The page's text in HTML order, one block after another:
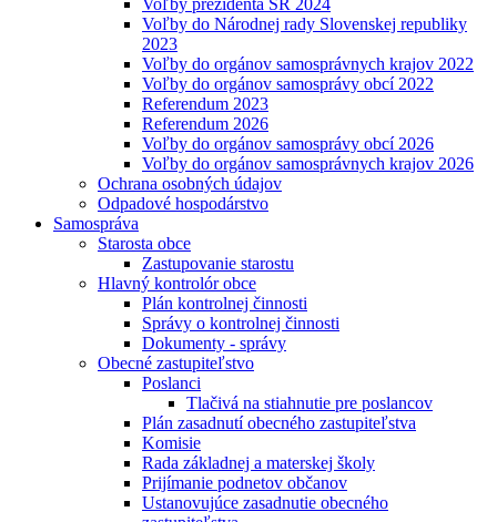
Voľby prezidenta SR 2024
Voľby do Národnej rady Slovenskej republiky
2023
Voľby do orgánov samosprávnych krajov 2022
Voľby do orgánov samosprávy obcí 2022
Referendum 2023
Referendum 2026
Voľby do orgánov samosprávy obcí 2026
Voľby do orgánov samosprávnych krajov 2026
Ochrana osobných údajov
Odpadové hospodárstvo
Samospráva
Starosta obce
Zastupovanie starostu
Hlavný kontrolór obce
Plán kontrolnej činnosti
Správy o kontrolnej činnosti
Dokumenty - správy
Obecné zastupiteľstvo
Poslanci
Tlačivá na stiahnutie pre poslancov
Plán zasadnutí obecného zastupiteľstva
Komisie
Rada základnej a materskej školy
Prijímanie podnetov občanov
Ustanovujúce zasadnutie obecného